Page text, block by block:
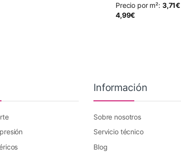
Precio por m²: 3,71€
4,99€
Este producto tiene
Información
Sobre nosotros
Servicio técnico
Blog